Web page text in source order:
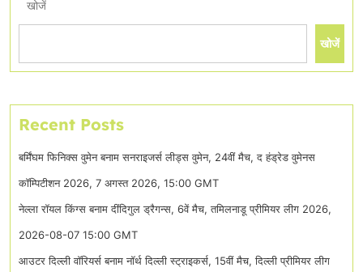
खोजें
खोजें
Recent Posts
बर्मिंघम फिनिक्स वुमेन बनाम सनराइजर्स लीड्स वुमेन, 24वीं मैच, द हंड्रेड वुमेनस
कॉम्पिटीशन 2026, 7 अगस्त 2026, 15:00 GMT
नेल्ला रॉयल किंग्स बनाम दींदिगुल ड्रैगन्स, 6वें मैच, तमिलनाडू प्रीमियर लीग 2026,
2026-08-07 15:00 GMT
आउटर दिल्ली वॉरियर्स बनाम नॉर्थ दिल्ली स्ट्राइकर्स, 15वीं मैच, दिल्ली प्रीमियर लीग